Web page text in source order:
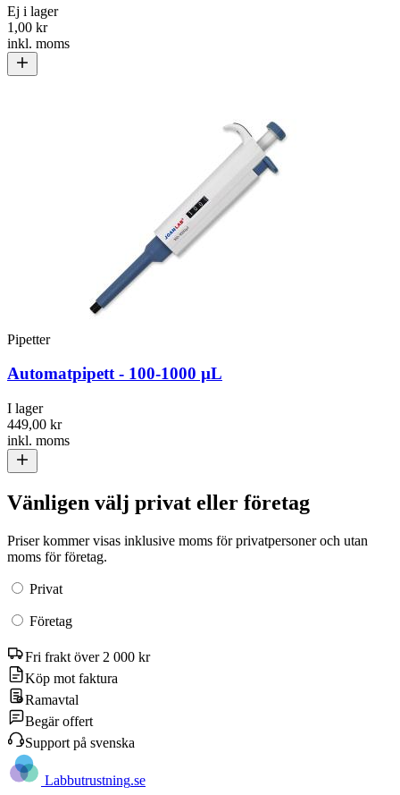
Ej i lager
1,00 kr
inkl. moms
Pipetter
Automatpipett - 100-1000 µL
I lager
449,00 kr
inkl. moms
Vänligen välj privat eller företag
Priser kommer visas inklusive moms för privatpersoner och utan
moms för företag.
Privat
Företag
Fri frakt över 2 000 kr
Köp mot faktura
Ramavtal
Begär offert
Support på svenska
Labbutrustning.se